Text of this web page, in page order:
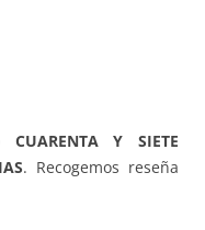
CUARENTA Y SIETE
. Recogemos reseña